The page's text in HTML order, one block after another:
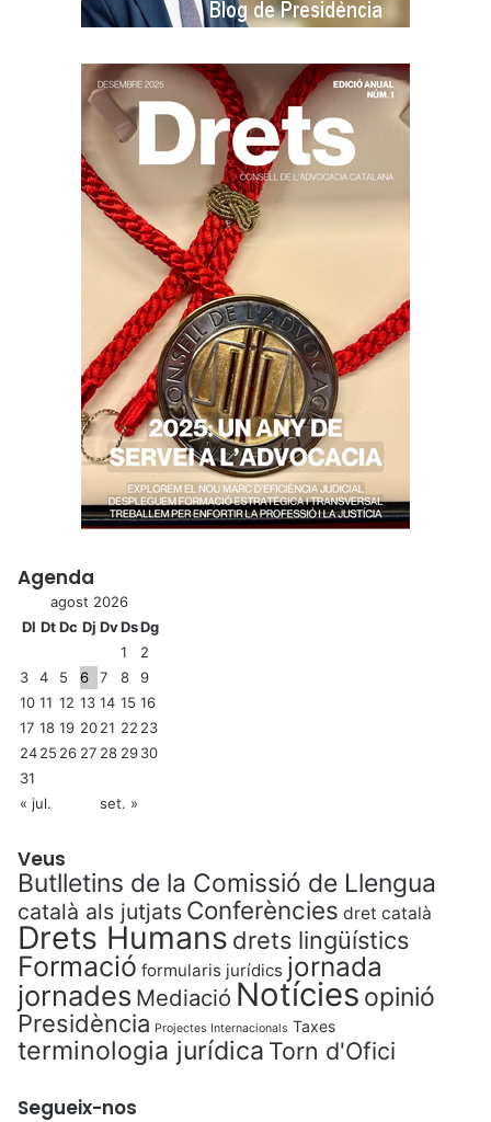
Agenda
agost 2026
Dl DtDc Dj DvDsDg
1
2
3
4 5 6 7 8
9
10 11 12 13 14 15 16
17 18 19 2021 22 23
2425 26 27 28 2930
31
« jul.
set. »
Veus
Butlletins de la Comissió de Llengua
català als jutjats Conferències dret català
Drets Humans drets lingüístics
Formació formularis jurídics jornada
jornades Mediació Notícies opinió
Presidència Projectes Internacionals Taxes
terminologia jurídica Torn d'Ofici
Segueix-nos